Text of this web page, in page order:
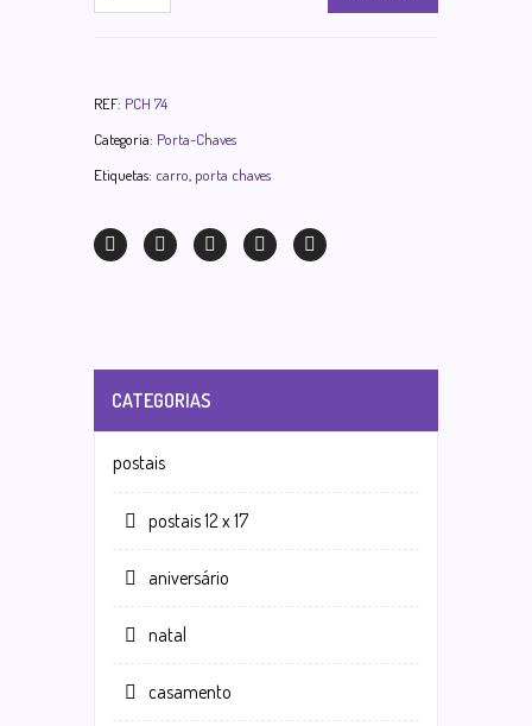
REF: PCH 74
Categoria: Porta-Chaves
Etiquetas: carro porta chaves
CATEGORIAS
postais
postais 12 x 17
aniversário
natal
casamento